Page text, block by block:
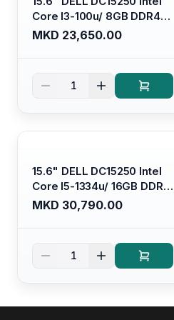
Core I3-100u/ 8GB DDR4/
512GB SSD M.2/ Iris Xe
Graphics/ 120Hz Anti-
Kb/ Platinum Silver/
Ubuntu
MKD 23,650.00
1
15.6" DELL DC15250 Intel
Core I5-1334u/ 16GB DDR4
(1x16gb 2666mhz)/ 512GB
SSD M.2 Nvme/ Intel UHD
glare FULLHD LED Display/
Backlit Kb
MKD 30,790.00
1